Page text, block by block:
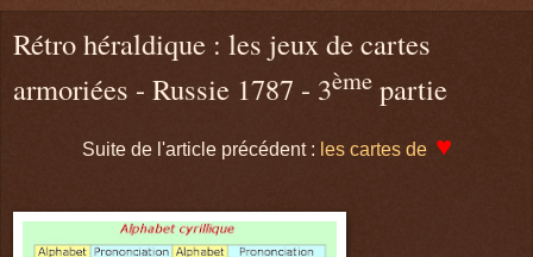
Rétro héraldique : les jeux de cartes
armoriées - Russie 1787 - 3ème partie
Suite de l'article précédent : les cartes de ♥